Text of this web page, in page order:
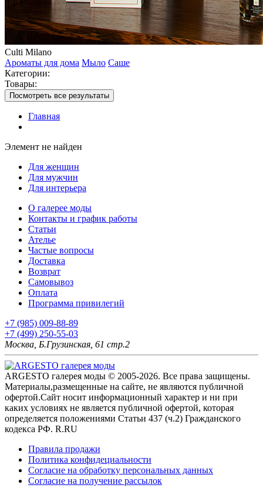
Culti Milano
Ароматы для дома Мыло Саше
Категории:
Товары:
Посмотреть все результаты
Главная
Элемент не найден
Для женщин
Для мужчин
Для интерьера
О галерее моды
Контакты и график работы
Статьи
Ателье
Частые вопросы
Доставка
Возврат
Самовывоз
Оплата
Программа привилегий
+7 (985) 009-88-89
+7 (499) 250-55-03
Москва, Б.Грузинская, 61 стр.2
ARGESTO галерея моды © 2005-2026. Все права защищены.
Материалы,размещенные на сайте, не являются публичной
офертой.Сайт носит информационный характер и ни при
каких условиях не является публичной офертой, которая
определяется положениями Статьи 437 (ч.2) Гражданского
кодекса РФ. R.RU
Правила продажи
Политика конфидециальности
Согласие на обработку персональных данных
Согласие на получение рассылок